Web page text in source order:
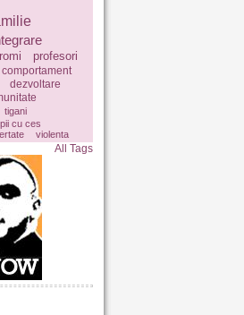
profesori
comportament
dezvoltare
tigani
cu ces
violenta
All Tags